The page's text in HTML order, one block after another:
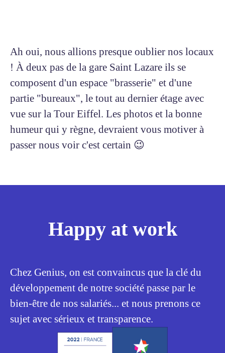
Ah oui, nous allions presque oublier nos locaux
! À deux pas de la gare Saint Lazare ils se
composent d'un espace "brasserie" et d'une
partie "bureaux", le tout au dernier étage avec
vue sur la Tour Eiffel. Les photos et la bonne
humeur qui y règne, devraient vous motiver à
passer nous voir c'est certain 😉
Happy at work
Chez Genius, on est convaincus que la clé du
développement de notre société passe par le
bien-être de nos salariés... et nous prenons ce
sujet avec sérieux et transparence.